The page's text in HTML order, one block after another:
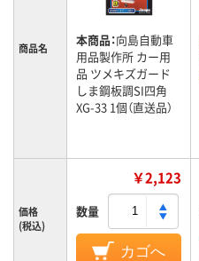
商品名 本商品：向島自動車
用品製作所 カー用
品 ツメキズガード
しま鋼板調SI四角
XG-33 1個（直送品）
価格
(税込)
￥2,123
数量
カゴへ